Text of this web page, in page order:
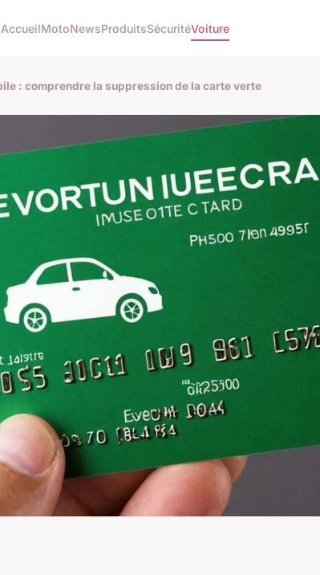
AccueilMotoNewsProduitsSécuritéVoiture
: comprendre la suppression de la carte verte